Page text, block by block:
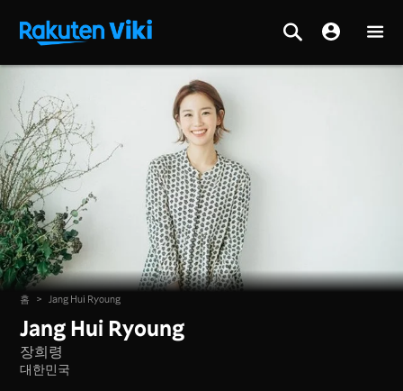
홈 > Jang Hui Ryoung
Jang Hui Ryoung
장희령
대한민국